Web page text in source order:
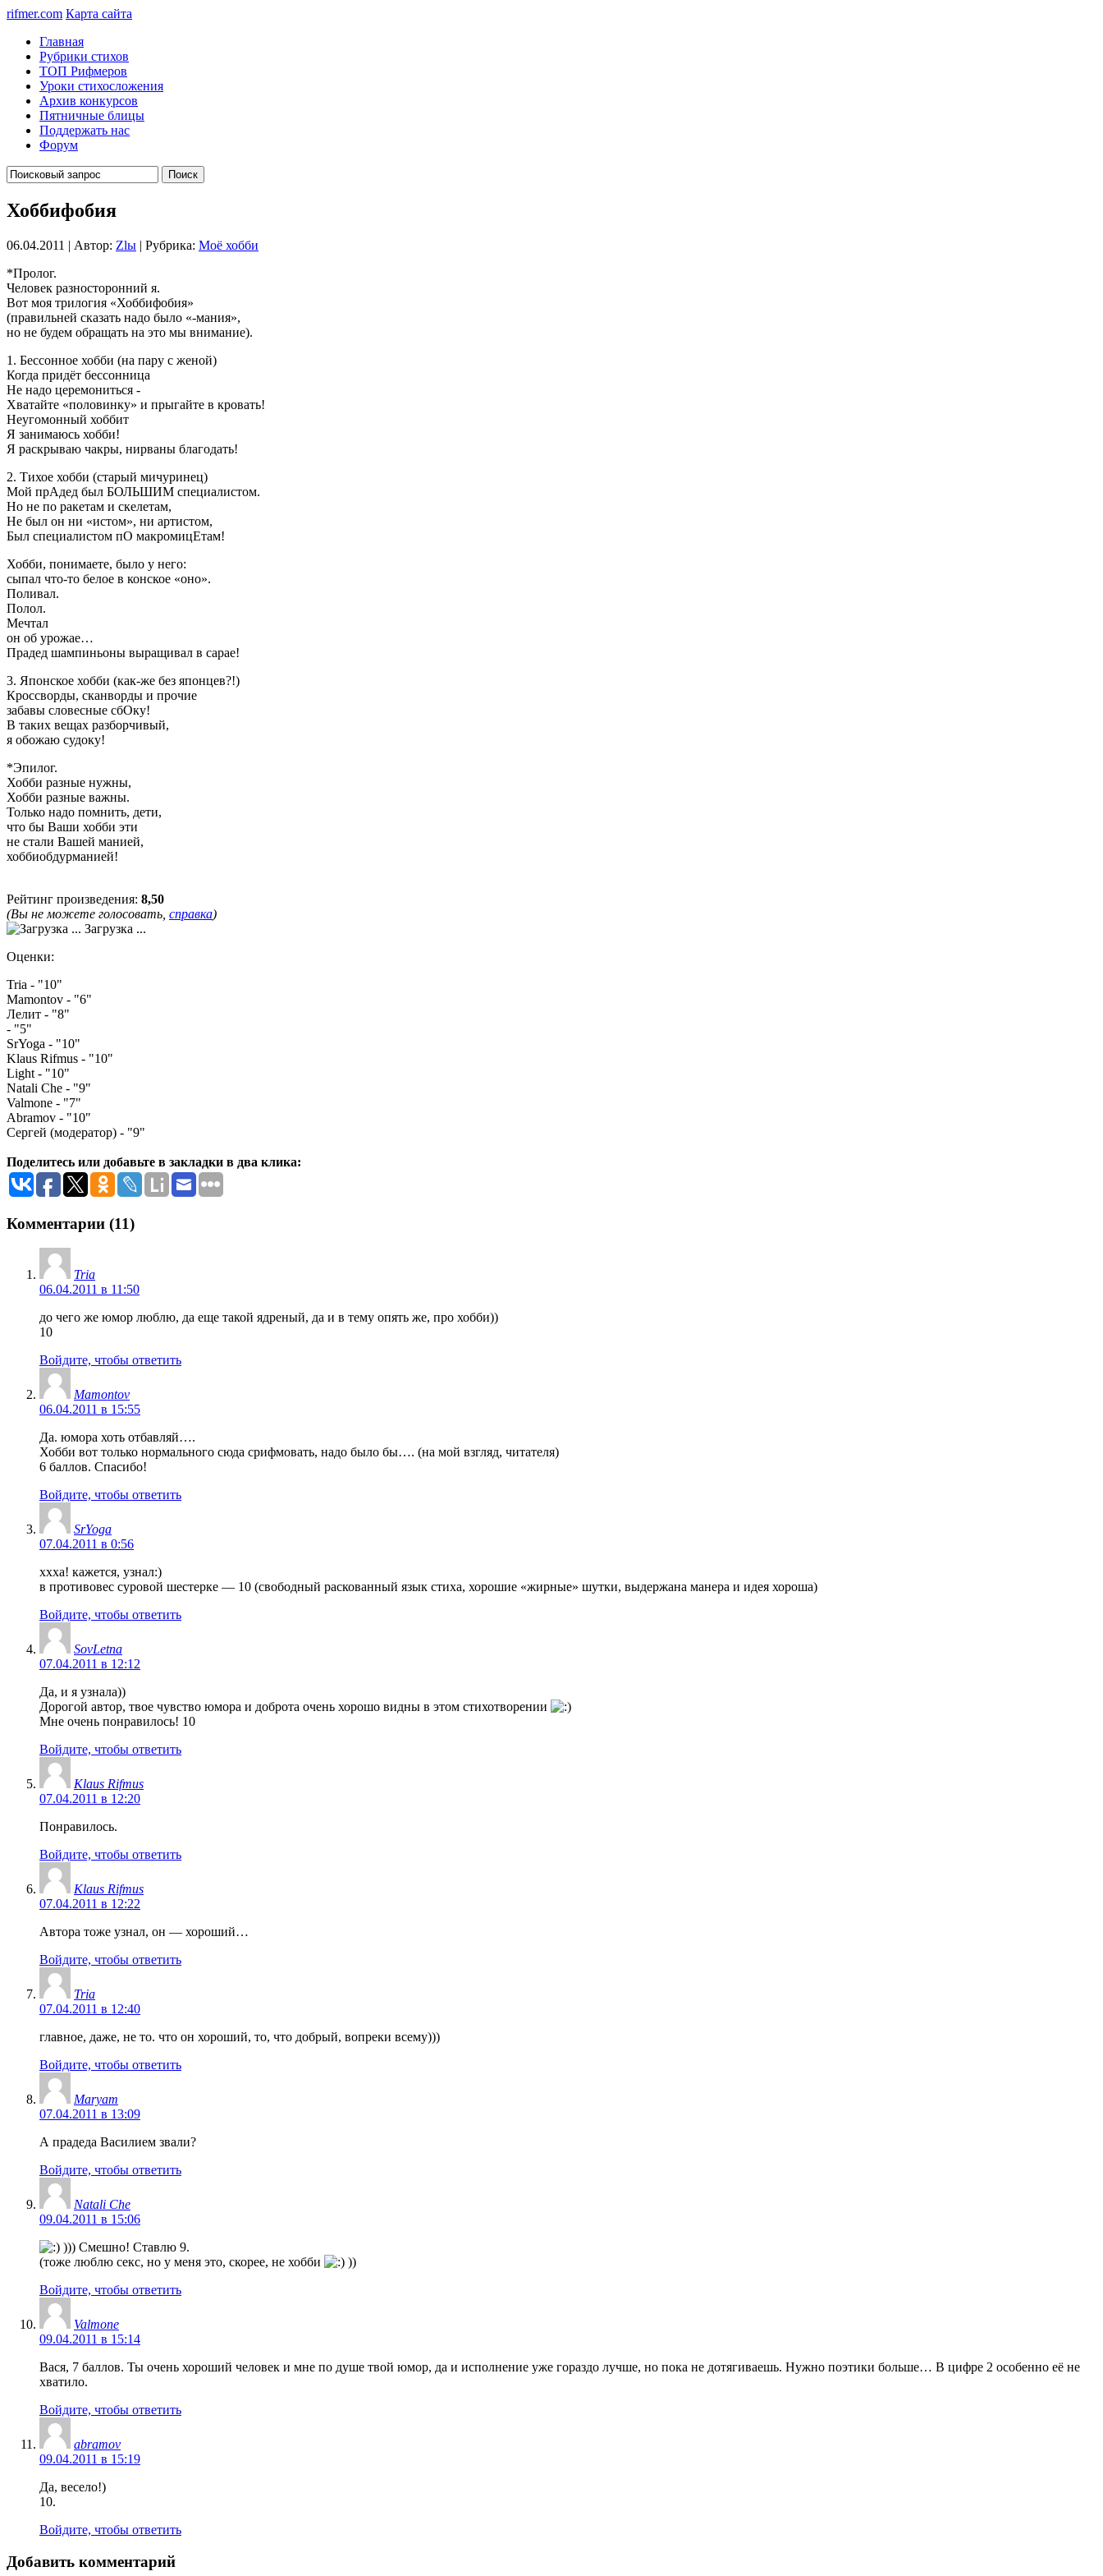
rifmer.com Карта сайта
Главная
Рубрики стихов
ТОП Рифмеров
Уроки стихосложения
Архив конкурсов
Пятничные блицы
Поддержать нас
Форум
Хоббифобия
06.04.2011 | Автор: Zlы | Рубрика: Моё хобби
*Пролог.
Человек разносторонний я.
Вот моя трилогия «Хоббифобия»
(правильней сказать надо было «-мания»,
но не будем обращать на это мы внимание).
1. Бессонное хобби (на пару с женой)
Когда придёт бессонница
Не надо церемониться -
Хватайте «половинку» и прыгайте в кровать!
Неугомонный хоббит
Я занимаюсь хобби!
Я раскрываю чакры, нирваны благодать!
2. Тихое хобби (старый мичуринец)
Мой прАдед был БОЛЬШИМ специалистом.
Но не по ракетам и скелетам,
Не был он ни «истом», ни артистом,
Был специалистом пО макромицЕтам!
Хобби, понимаете, было у него:
сыпал что-то белое в конское «оно».
Поливал.
Полол.
Мечтал
он об урожае…
Прадед шампиньоны выращивал в сарае!
3. Японское хобби (как-же без японцев?!)
Кроссворды, сканворды и прочие
забавы словесные сбОку!
В таких вещах разборчивый,
я обожаю судоку!
*Эпилог.
Хобби разные нужны,
Хобби разные важны.
Только надо помнить, дети,
что бы Ваши хобби эти
не стали Вашей манией,
хоббиобдурманией!
Рейтинг произведения: 8,50
(Вы не можете голосовать, справка)
Загрузка ...
Оценки:
Tria - "10"
Mamontov - "6"
Лелит - "8"
- "5"
SrYoga - "10"
Klaus Rifmus - "10"
Light - "10"
Natali Che - "9"
Valmone - "7"
Abramov - "10"
Сергей (модератор) - "9"
Поделитесь или добавьте в закладки в два клика:
Комментарии (11)
Tria
06.04.2011 в 11:50
до чего же юмор люблю, да еще такой ядреный, да и в тему опять же, про хобби))
10
Войдите, чтобы ответить
Mamontov
06.04.2011 в 15:55
Да. юмора хоть отбавляй….
Хобби вот только нормального сюда срифмовать, надо было бы…. (на мой взгляд, читателя)
6 баллов. Спасибо!
Войдите, чтобы ответить
SrYoga
07.04.2011 в 0:56
ххха! кажется, узнал:)
в противовес суровой шестерке — 10 (свободный раскованный язык стиха, хорошие «жирные» шутки, выдержана манера и идея хороша)
Войдите, чтобы ответить
SovLetna
07.04.2011 в 12:12
Да, и я узнала))
Дорогой автор, твое чувство юмора и доброта очень хорошо видны в этом стихотворении
Мне очень понравилось! 10
Войдите, чтобы ответить
Klaus Rifmus
07.04.2011 в 12:20
Понравилось.
Войдите, чтобы ответить
Klaus Rifmus
07.04.2011 в 12:22
Автора тоже узнал, он — хороший…
Войдите, чтобы ответить
Tria
07.04.2011 в 12:40
главное, даже, не то. что он хороший, то, что добрый, вопреки всему)))
Войдите, чтобы ответить
Maryam
07.04.2011 в 13:09
А прадеда Василием звали?
Войдите, чтобы ответить
Natali Che
09.04.2011 в 15:06
))) Смешно! Ставлю 9.
(тоже люблю секс, но у меня это, скорее, не хобби
))
Войдите, чтобы ответить
Valmone
09.04.2011 в 15:14
Вася, 7 баллов. Ты очень хороший человек и мне по душе твой юмор, да и исполнение уже гораздо лучше, но пока не дотягиваешь. Нужно поэтики больше… В цифре 2 особенно её не
хватило.
Войдите, чтобы ответить
abramov
09.04.2011 в 15:19
Да, весело!)
10.
Войдите, чтобы ответить
Добавить комментарий